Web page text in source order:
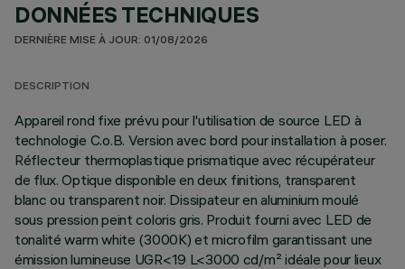
DONNÉES TECHNIQUES
DERNIÈRE MISE À JOUR: 01/08/2026
DESCRIPTION
Appareil rond fixe prévu pour l'utilisation de source LED à
technologie C.o.B. Version avec bord pour installation à poser.
Réflecteur thermoplastique prismatique avec récupérateur
de flux. Optique disponible en deux finitions, transparent
blanc ou transparent noir. Dissipateur en aluminium moulé
sous pression peint coloris gris. Produit fourni avec LED de
tonalité warm white (3000K) et microfilm garantissant une
émission lumineuse UGR<19 L<3000 cd/m² idéale pour lieux